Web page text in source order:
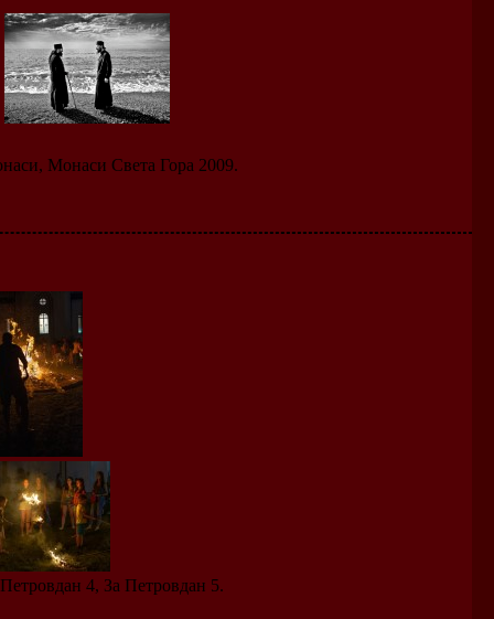
Монаси Света Гора 2009.
4, За Петровдан 5.